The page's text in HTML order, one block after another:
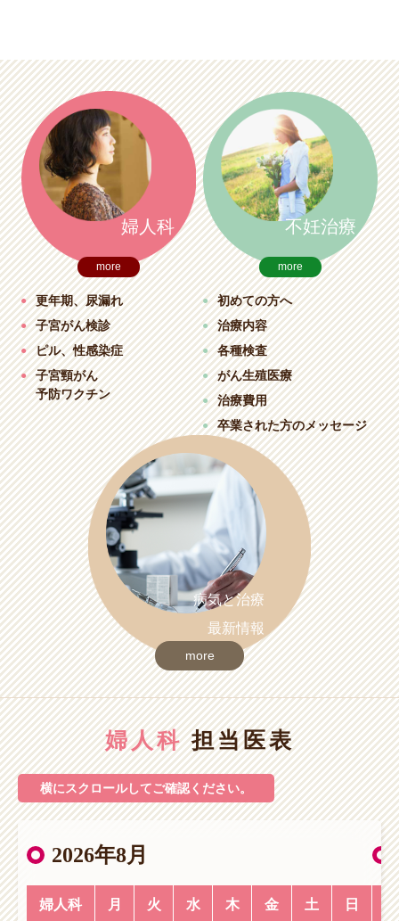
婦人科
more
不妊治療
more
更年期、尿漏れ
子宮がん検診
ピル、性感染症
子宮頸がん
予防ワクチン
初めての方へ
治療内容
各種検査
がん生殖医療
治療費用
卒業された方のメッセージ
病気と治療
最新情報
more
婦人科 担当医表
横にスクロールしてご確認ください。
2026年8月
婦人科 月 火 水 木 金 土 日